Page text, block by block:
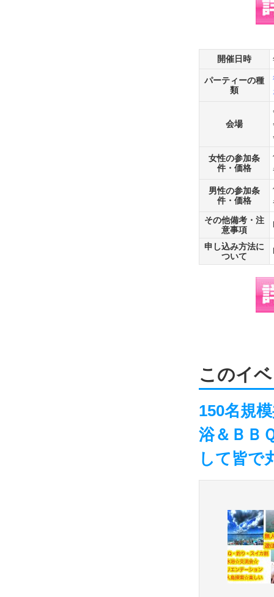
開催日時
パーティーの種
類
会場
女性の参加条
件・価格
男性の参加条
件・価格
その他備考・注
意事項
申し込み方法に
ついて
このイ
150名規
浴＆ＢＢ
して皆で